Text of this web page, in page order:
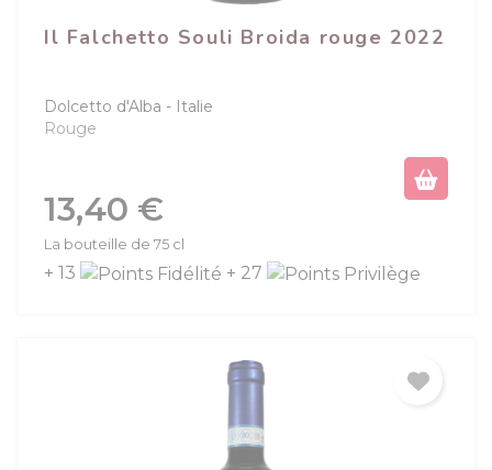
Il Falchetto Souli Broida rouge 2022
Dolcetto d'Alba
Italie
Rouge
Prix
13,40 €
La bouteille de 75 cl
+ 13 + 27